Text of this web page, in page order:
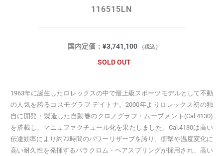
116515LN
国内定価： ¥3,741,100 （税込）
SOLD OUT
1963年に誕生したロレックスの中で最上級スポーツモデルとして不動
の人気を誇るコスモグラフ デイトナ。2000年よりロレックス初の独
自に開発・製造した自動巻のクロノグラフ・ムーブメント(Cal.4130)
を搭載し、マニュファクチュール化を果たしました。Cal.4130は高い
伝達効率により約72時間のパワーリザーブを誇り、衝撃や温度変化に
高い耐久性を発揮するパラクロム・ヘアスプリングが採用され、高い